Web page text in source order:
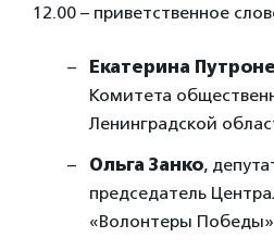
12.00 – приветственное
Екатерина
Комитета
Ленинградской
Ольга Занко,
председатель
«Волонтеры Победы»